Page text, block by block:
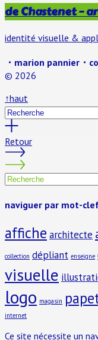
de Chastenet –
identité visuelle &
・marion pannier・
© 2026
↑haut
Retour
naviguer par mot-
affiche architecte
collection dépliant enseigne
visuelle
logo magasin
internet
Ce site nécessite un